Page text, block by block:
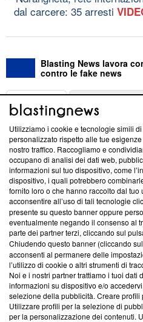
dal carcere: 35 arresti
Blasting News lavora
contro le fake news
ABOUT
Questa sezione offre
News, sui nostri processi
creare news di qualità. Inoltre,
‘Trust Project - News with
ancora membro del
parte; Trust Project non ha
conformità agli standard.
Su di noi
Team editoriale
Corporate
Redazione
Utilizziamo i cookie e tecnologie simili
personalizzato rispetto alle tue
nostro traffico. Raccogliamo e
occupano di analisi dei dati web,
informazioni sul tuo dispositivo, come
dispositivo, i quali potrebbero
fornito loro o che hanno raccolto dal tuo
acconsentire all’uso di tali tecnologie
presente su questo banner oppure
eventualmente negando il consenso al
parte dei partner terzi, cliccando sul
Chiudendo questo banner (cliccando
acconsenti al permanere delle
l’utilizzo di cookie o altri strumenti di
Noi e i nostri partner trattiamo i tuoi dati
informazioni su dispositivo e/o
selezione della pubblicità. Creare
Utilizzare profili per la selezione di
per la personalizzazione dei contenuti.